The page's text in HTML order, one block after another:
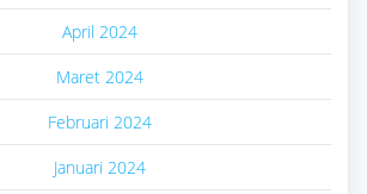
April 2024
Maret 2024
Februari 2024
Januari 2024